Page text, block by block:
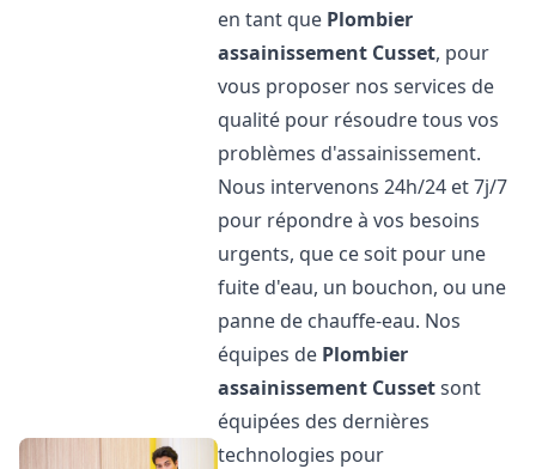
en tant que Plombier
assainissement Cusset, pour
vous proposer nos services de
qualité pour résoudre tous vos
problèmes d'assainissement.
Nous intervenons 24h/24 et 7j/7
pour répondre à vos besoins
urgents, que ce soit pour une
fuite d'eau, un bouchon, ou une
panne de chauffe-eau. Nos
équipes de Plombier
assainissement Cussetsont
équipées des dernières
technologies pour